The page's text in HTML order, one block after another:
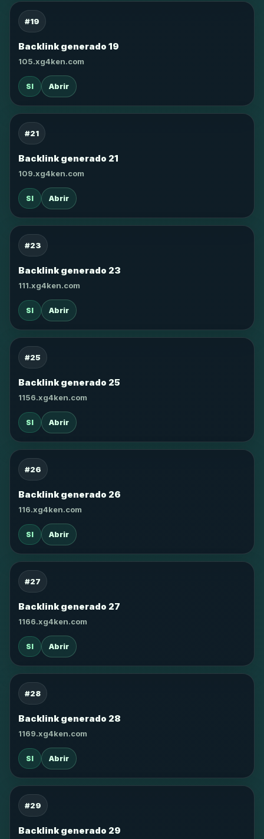
#19
Backlink generado 19
105.xg4ken.com
SI Abrir
#21
Backlink generado 21
109.xg4ken.com
SI Abrir
#23
Backlink generado 23
111.xg4ken.com
SI Abrir
#25
Backlink generado 25
1156.xg4ken.com
SI Abrir
#26
Backlink generado 26
116.xg4ken.com
SI Abrir
#27
Backlink generado 27
1166.xg4ken.com
SI Abrir
#28
Backlink generado 28
1169.xg4ken.com
SI Abrir
#29
Backlink generado 29